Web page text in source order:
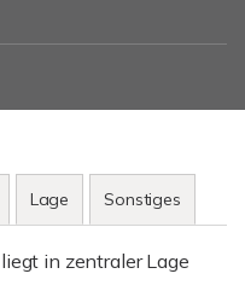
Lage Sonstiges
in zentraler Lage